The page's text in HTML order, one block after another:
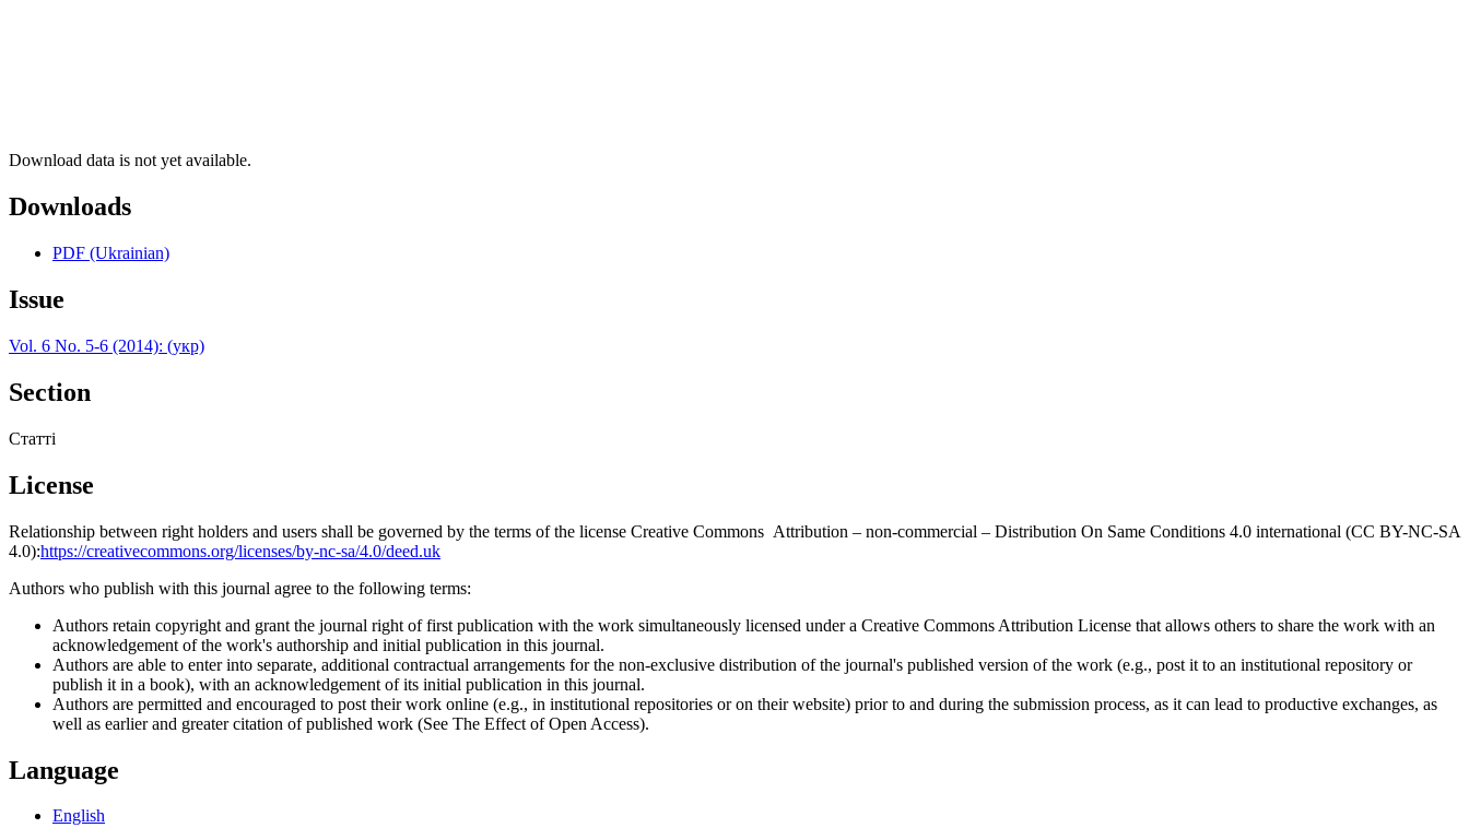
Download data is not yet available.
Downloads
PDF (Ukrainian)
Issue
Vol. 6 No. 5-6 (2014): (укр)
Section
Статті
License
Relationship between right holders and users shall be governed by the terms of the license Creative Commons Attribution – non-commercial – Distribution On Same Conditions 4.0 international (CC BY-NC-SA
4.0):https://creativecommons.org/licenses/by-nc-sa/4.0/deed.uk
Authors who publish with this journal agree to the following terms:
Authors retain copyright and grant the journal right of first publication with the work simultaneously licensed under a Creative Commons Attribution License that allows others to share the work with an
acknowledgement of the work's authorship and initial publication in this journal.
Authors are able to enter into separate, additional contractual arrangements for the non-exclusive distribution of the journal's published version of the work (e.g., post it to an institutional repository or
publish it in a book), with an acknowledgement of its initial publication in this journal.
Authors are permitted and encouraged to post their work online (e.g., in institutional repositories or on their website) prior to and during the submission process, as it can lead to productive exchanges, as
well as earlier and greater citation of published work (See The Effect of Open Access).
Language
English